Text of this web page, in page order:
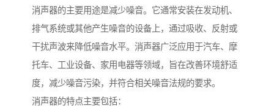
消声器的主要用途是减少噪音。它通常安装在发动机、
排气系统或其他产生噪音的设备上，通过吸收、反射或
干扰声波来降低噪音水平。消声器广泛应用于汽车、摩
托车、工业设备、家用电器等领域，旨在改善环境舒适
度，减少噪音污染，并符合相关噪音法规的要求。
消声器的特点主要包括：